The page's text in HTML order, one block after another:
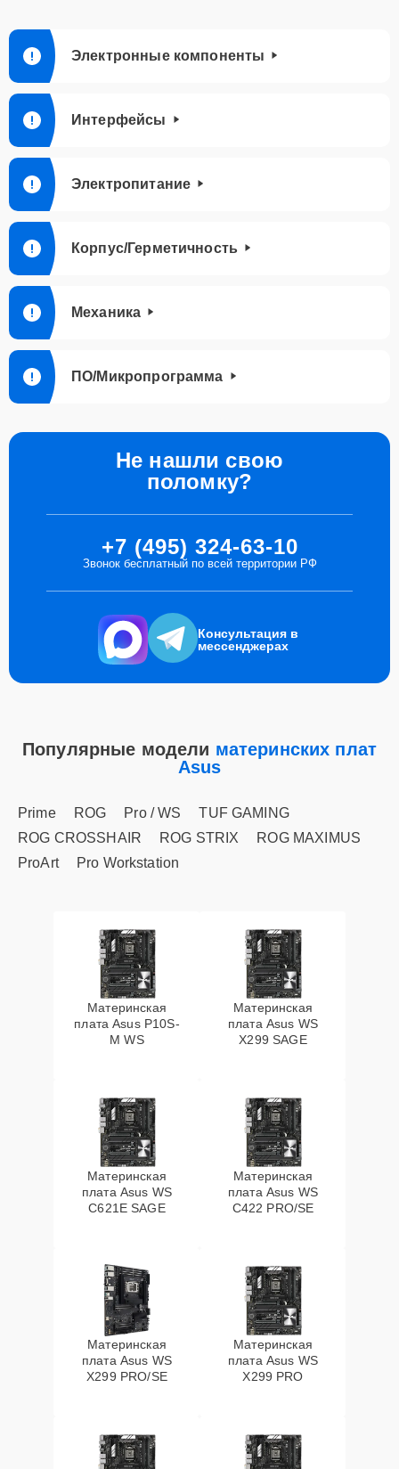
Электронные компоненты
Интерфейсы
Электропитание
Корпус/Герметичность
Механика
ПО/Микропрограмма
Не нашли свою
поломку?
+7 (495) 324-63-10
Звонок бесплатный по всей территории РФ
Консультация в
мессенджерах
Популярные модели материнских плат
Asus
Prime ROG Pro / WS
TUF GAMING
ROG CROSSHAIR
ROG STRIX
ROG MAXIMUS
ProArt
Pro Workstation
Материнская
плата Asus P10S-
M WS
Материнская
плата Asus WS
X299 SAGE
Материнская
плата Asus WS
C621E SAGE
Материнская
плата Asus WS
C422 PRO/SE
Материнская
плата Asus WS
X299 PRO/SE
Материнская
плата Asus WS
X299 PRO